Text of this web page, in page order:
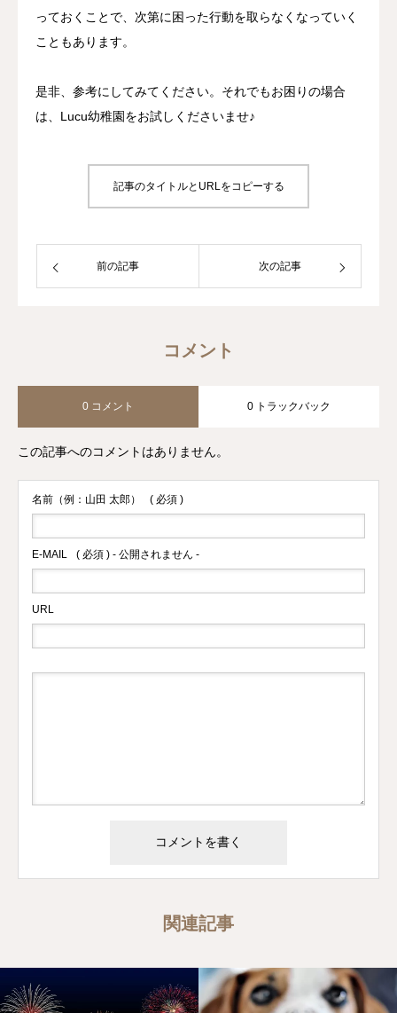
っておくことで、次第に困った行動を取らなくなっていく
こともあります。
是非、参考にしてみてください。それでもお困りの場合
は、Lucu幼稚園をお試しくださいませ♪
記事のタイトルとURLをコピーする
前の記事 次の記事
コメント
0 コメント 0 トラックバック
この記事へのコメントはありません。
名前（例：山田 太郎） ( 必須 )
E-MAIL ( 必須 ) - 公開されません -
URL
関連記事